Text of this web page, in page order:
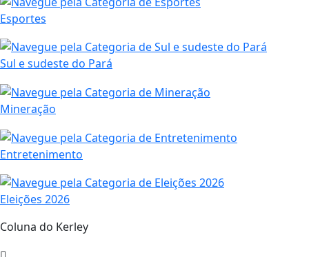
Esportes
Sul e sudeste do Pará
Mineração
Entretenimento
Eleições 2026
Coluna do Kerley